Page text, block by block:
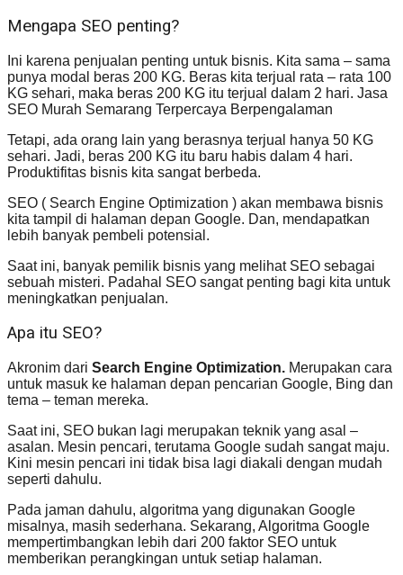
Mengapa SEO penting?
Ini karena penjualan penting untuk bisnis. Kita sama – sama
punya modal beras 200 KG. Beras kita terjual rata – rata 100
KG sehari, maka beras 200 KG itu terjual dalam 2 hari. Jasa
SEO Murah Semarang Terpercaya Berpengalaman
Tetapi, ada orang lain yang berasnya terjual hanya 50 KG
sehari. Jadi, beras 200 KG itu baru habis dalam 4 hari.
Produktifitas bisnis kita sangat berbeda.
SEO ( Search Engine Optimization ) akan membawa bisnis
kita tampil di halaman depan Google. Dan, mendapatkan
lebih banyak pembeli potensial.
Saat ini, banyak pemilik bisnis yang melihat SEO sebagai
sebuah misteri. Padahal SEO sangat penting bagi kita untuk
meningkatkan penjualan.
Apa itu SEO?
Akronim dari Search Engine Optimization. Merupakan cara
untuk masuk ke halaman depan pencarian Google, Bing dan
tema – teman mereka.
Saat ini, SEO bukan lagi merupakan teknik yang asal –
asalan. Mesin pencari, terutama Google sudah sangat maju.
Kini mesin pencari ini tidak bisa lagi diakali dengan mudah
seperti dahulu.
Pada jaman dahulu, algoritma yang digunakan Google
misalnya, masih sederhana. Sekarang, Algoritma Google
mempertimbangkan lebih dari 200 faktor SEO untuk
memberikan perangkingan untuk setiap halaman.